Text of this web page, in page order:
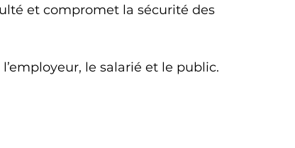
et compromet la sécurité des
le salarié et le public.